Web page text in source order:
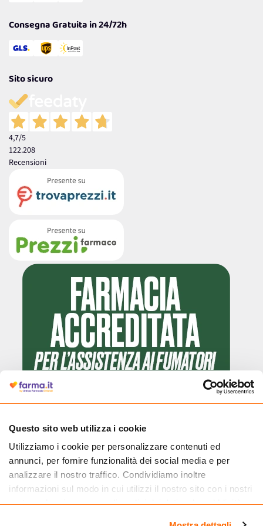
Questo sito web utilizza i cookie
Utilizziamo i cookie per personalizzare contenuti ed
annunci, per fornire funzionalità dei social media e per
analizzare il nostro traffico. Condividiamo inoltre
informazioni sul modo in cui utilizzi il nostro sito con i nostri
partner che si occupano di analisi dei dati web, pubblicità e
Consegna Gratuita in 24/72h
Sito sicuro
4,7/5
122.208
Recensioni
Cliccando il badge, puoi verificare che Farma.it è un'entità regolarmente
autorizzata dal Ministero della Salute a effettuare la vendita online di
medicinali.